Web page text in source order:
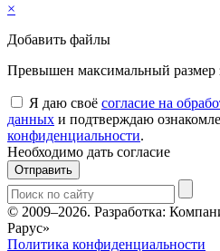
×
Добавить файлы
Превышен максимальный
Я даю своё согласие на
данных и подтверждаю
конфиденциальности.
Необходимо дать согласие
Отправить
© 2009–2026. Разработка:
Рарус»
Политика конфиденциальности